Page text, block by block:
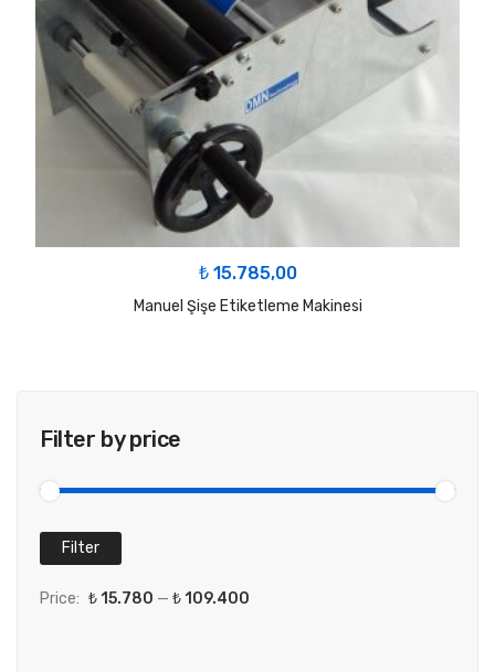
₺15.785,00
Manuel Şişe Etiketleme Makinesi
Filter by price
Filter
Price: ₺ 15.780 — ₺ 109.400